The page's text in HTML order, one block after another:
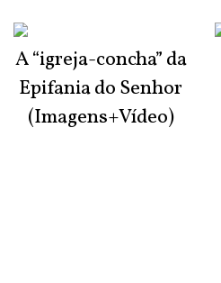
A “igreja-concha” da
Epifania do Senhor
(Imagens+Vídeo)